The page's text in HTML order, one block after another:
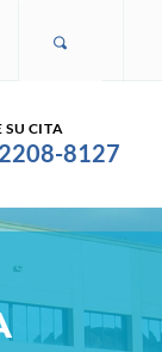
SU CITA
8127